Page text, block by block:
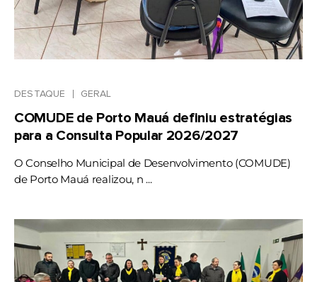
DESTAQUE GERAL
COMUDE de Porto Mauá definiu estratégias
para a Consulta Popular 2026/2027
O Conselho Municipal de Desenvolvimento (COMUDE)
de Porto Mauá realizou, n ...